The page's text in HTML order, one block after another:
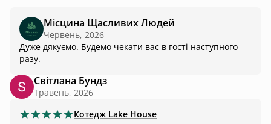
Місцина Щасливих Людей
Червень, 2026
Дуже дякуємо. Будемо чекати вас в гості наступного
разу.
Світлана Бундз
Травень, 2026
Котедж Lake House